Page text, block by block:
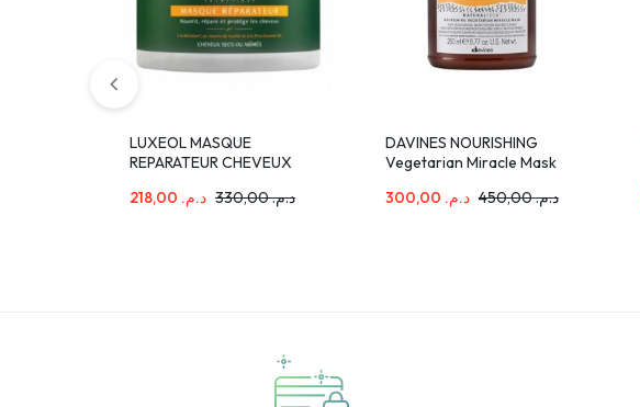
LUXEOL MASQUE
REPARATEUR CHEVEUX
د.م. د.م.330,00
DAVINES NOURISHING
Vegetarian Miracle Mask
د.م. د.م.450,00